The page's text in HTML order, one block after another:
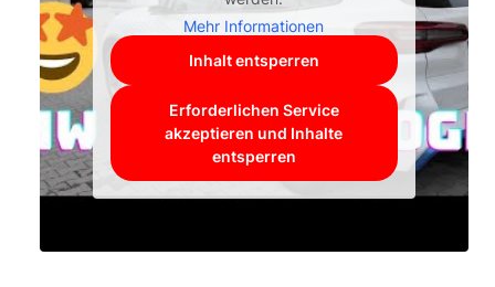
Mehr Informationen
Inhalt entsperren
Erforderlichen Service
akzeptieren und Inhalte
entsperren